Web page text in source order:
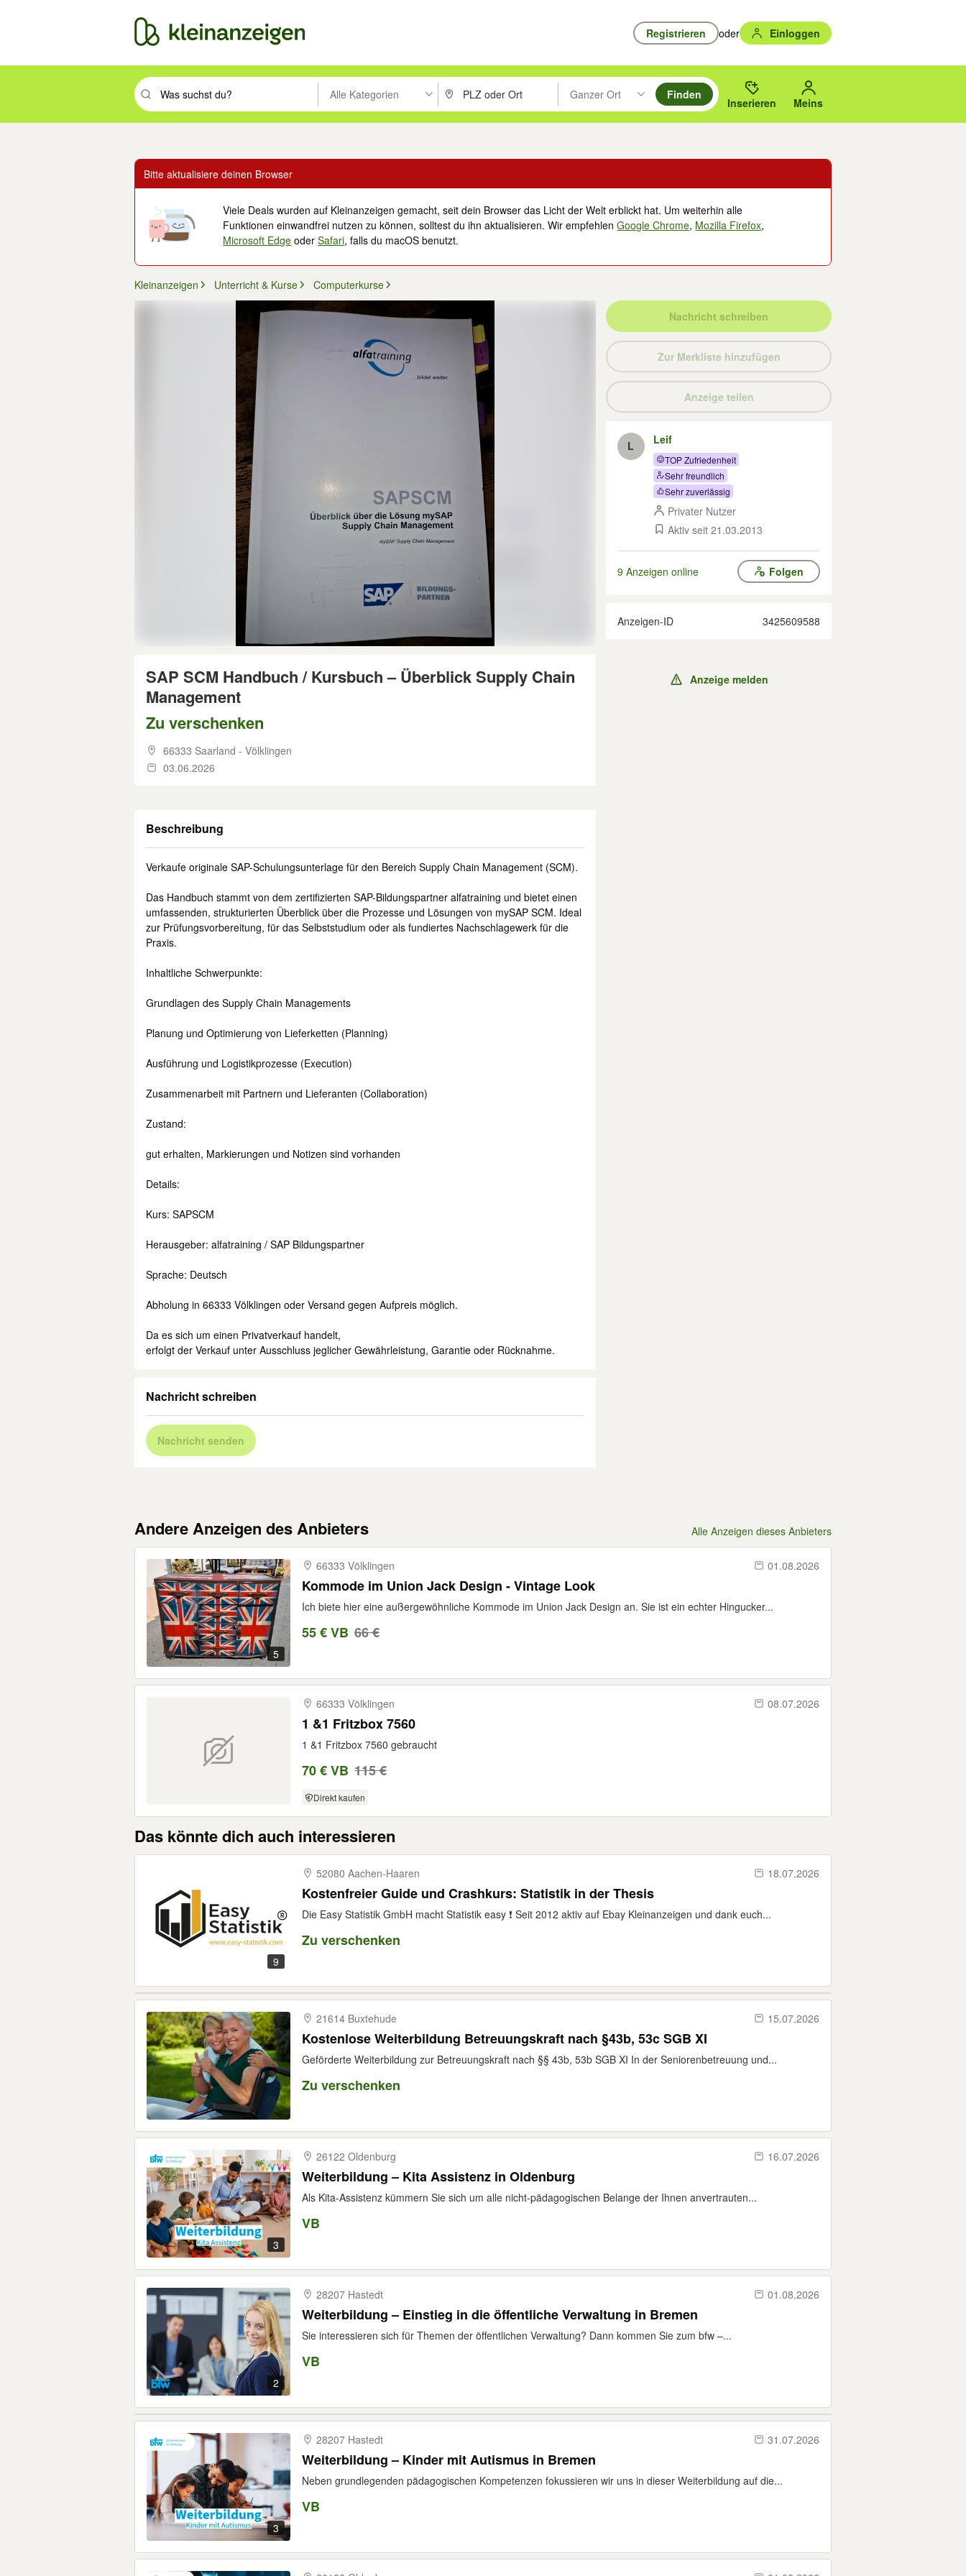
Registrieren oder Einloggen
Suchbegriff eingeben. Eingabetaste drücken um zu suchen, oder Vorschläge mit den Pfeiltasten nach oben/unten durchsuchen und mit Eingabetaste auswählen.
Alle Kategorien PLZ oder Ort eingeben. Eingabetaste drücken um zu suchen, oder Vorschläge mit den Pfeiltasten nach oben/
Ganzer Ort
Suche im Umkreis des gewählten Orts oder PLZ.
Finden
Inserieren Meins
Bitte aktualisiere deinen Browser
Viele Deals wurden auf Kleinanzeigen gemacht, seit dein Browser das Licht der Welt erblickt hat. Um weiterhin alle
Funktionen einwandfrei nutzen zu können, solltest du ihn aktualisieren. Wir empfehlenGoogle Chrome, Mozilla Firefox,
Microsoft Edge oderSafari, falls du macOS benutzt.
Kleinanzeigen Unterricht & Kurse Computerkurse
SAP SCM Handbuch / Kursbuch – Überblick Supply Chain
Management
Zu verschenken
66333 Saarland - Völklingen
03.06.2026
Beschreibung
Verkaufe originale SAP-Schulungsunterlage für den Bereich Supply Chain Management (SCM).
Das Handbuch stammt von dem zertifizierten SAP-Bildungspartner alfatraining und bietet einen
umfassenden, strukturierten Überblick über die Prozesse und Lösungen von mySAP SCM. Ideal
zur Prüfungsvorbereitung, für das Selbststudium oder als fundiertes Nachschlagewerk für die
Praxis.
Inhaltliche Schwerpunkte:
Grundlagen des Supply Chain Managements
Planung und Optimierung von Lieferketten (Planning)
Ausführung und Logistikprozesse (Execution)
Zusammenarbeit mit Partnern und Lieferanten (Collaboration)
Zustand:
gut erhalten, Markierungen und Notizen sind vorhanden
Details:
Kurs: SAPSCM
Herausgeber: alfatraining / SAP Bildungspartner
Sprache: Deutsch
Abholung in 66333 Völklingen oder Versand gegen Aufpreis möglich.
Da es sich um einen Privatverkauf handelt,
erfolgt der Verkauf unter Ausschluss jeglicher Gewährleistung, Garantie oder Rücknahme.
Nachricht schreiben
Nachricht senden
Nachricht schreiben
Zur Merkliste hinzufügen
Anzeige teilen
L Leif
TOP Zufriedenheit
Sehr freundlich
Sehr zuverlässig
Privater Nutzer
Aktiv seit 21.03.2013
9 Anzeigen online Folgen
Anzeigen-ID 3425609588
Anzeige melden
Andere Anzeigen des Anbieters Alle Anzeigen dieses Anbieters
5
66333 Völklingen 01.08.2026
Kommode im Union Jack Design - Vintage Look
Ich biete hier eine außergewöhnliche Kommode im Union Jack Design an. Sie ist ein echter Hingucker...
55 € VB 66 €
66333 Völklingen 08.07.2026
1 &1 Fritzbox 7560
1 &1 Fritzbox 7560 gebraucht
70 € VB 115 €
Direkt kaufen
Das könnte dich auch interessieren
9
52080 Aachen-​Haaren 18.07.2026
Kostenfreier Guide und Crashkurs: Statistik in der Thesis
Die Easy Statistik GmbH macht Statistik easy ❗ Seit 2012 aktiv auf Ebay Kleinanzeigen und dank euch...
Zu verschenken
21614 Buxtehude 15.07.2026
Kostenlose Weiterbildung Betreuungskraft nach §43b, 53c SGB XI
Geförderte Weiterbildung zur Betreuungskraft nach §§ 43b, 53b SGB XI In der Seniorenbetreuung und...
Zu verschenken
3
26122 Oldenburg 16.07.2026
Weiterbildung – Kita Assistenz in Oldenburg
Als Kita-Assistenz kümmern Sie sich um alle nicht-pädagogischen Belange der Ihnen anvertrauten...
VB
2
28207 Hastedt 01.08.2026
Weiterbildung – Einstieg in die öffentliche Verwaltung in Bremen
Sie interessieren sich für Themen der öffentlichen Verwaltung? Dann kommen Sie zum bfw –...
VB
3
28207 Hastedt 31.07.2026
Weiterbildung – Kinder mit Autismus in Bremen
Neben grundlegenden pädagogischen Kompetenzen fokussieren wir uns in dieser Weiterbildung auf die...
VB